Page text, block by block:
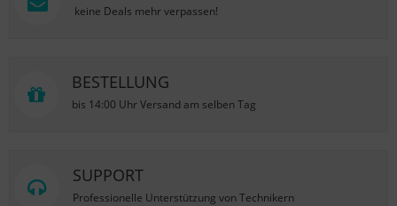
keine Deals mehr verpassen!
BESTELLUNG
bis 14:00 Uhr Versand am selben Tag
SUPPORT
Professionelle Unterstützung von Technikern